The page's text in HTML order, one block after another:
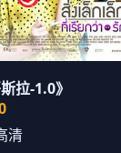
斯拉-1.0》
清